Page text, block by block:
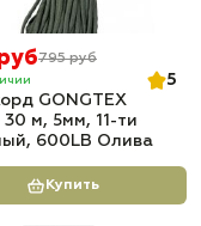
795 руб
5
GONGTEX
30 м, 5мм, 11-ти
600LB Олива
Купить